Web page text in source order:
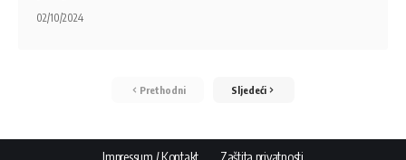
02/10/2024
Prethodni Sljedeći
Impressum / Kontakt Zaštita privatnosti